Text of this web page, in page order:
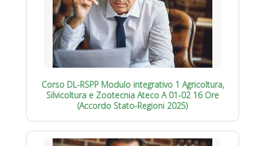
Corso DL-RSPP Modulo integrativo 1 Agricoltura,
Silvicoltura e Zootecnia Ateco A 01-02 16 Ore
(Accordo Stato-Regioni 2025)